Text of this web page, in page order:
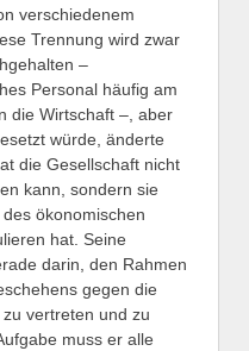
verschiedenem
Trennung wird zwar
–
Personal häufig am
die Wirtschaft –, aber
würde, änderte
die Gesellschaft nicht
kann, sondern sie
ökonomischen
hat. Seine
darin, den Rahmen
gegen die
vertreten und zu
muss er alle